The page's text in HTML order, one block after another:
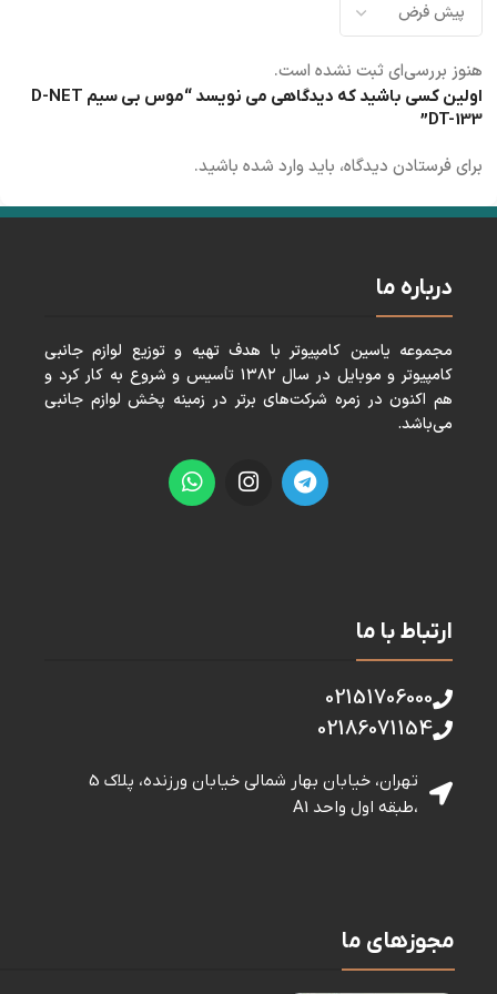
هنوز بررسی‌ای ثبت نشده است.
اولین کسی باشید که دیدگاهی می نویسد “موس بی سیم D-NET
DT-133”
برای فرستادن دیدگاه، بایدوارد شده باشید.
درباره ما
مجموعه ياسين كامپيوتر با هدف تهيه و توزيع لوازم جانبی
كامپيوتر و موبايل در سال ١٣٨٢ تأسيس و شروع به كار كرد و
هم اكنون در زمره شركت‌های برتر در زمينه پخش لوازم جانبی
می‌باشد.
ارتباط با ما
02151706000
02186071154
تهران، خیابان بهار شمالی خيابان ورزنده، پلاک 5
،طبقه اول واحد A1
مجوزهای ما